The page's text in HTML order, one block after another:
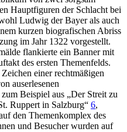
Hauptfiguren der Schlacht bei
Ludwig der Bayer als auch
kurzen biografischen Abriss
im Jahr 1322 vorgestellt.
flankierte ein Banner mit
des ersten Themenfelds.
einer rechtmäßigen
auserlesenen
Beispiel aus „Der Streit zu
Ruppert in Salzburg“ 6,
den Themenkomplex des
und Besucher wurden auf